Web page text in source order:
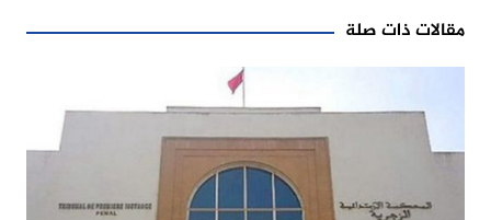
مقالات ذات صلة